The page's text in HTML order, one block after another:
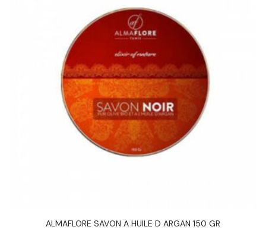
ALMAFLORE SAVON A HUILE D ARGAN 150 GR